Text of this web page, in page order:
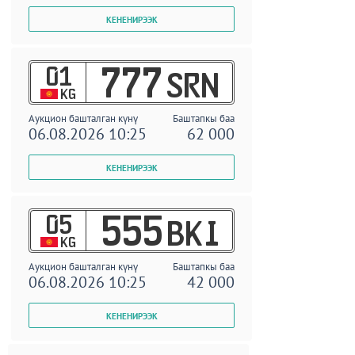
01
KG 777 SRN
Аукцион башталган күнү Баштапкы баа
06.08.2026 10:25 62 000
05
KG 555 BKI
Аукцион башталган күнү Баштапкы баа
06.08.2026 10:25 42 000